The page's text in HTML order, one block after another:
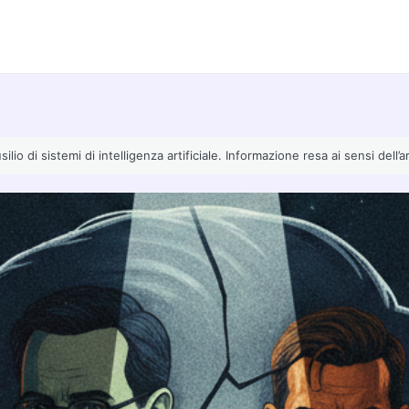
di sistemi di intelligenza artificiale. Informazione resa ai sensi